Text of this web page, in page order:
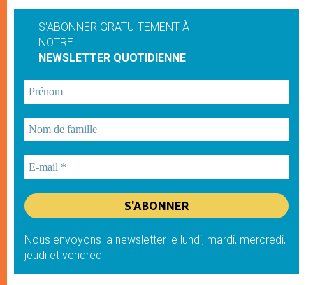
S'ABONNER GRATUITEMENT À
NOTRE
NEWSLETTER QUOTIDIENNE
Nous envoyons la newsletter le lundi, mardi, mercredi,
jeudi et vendredi